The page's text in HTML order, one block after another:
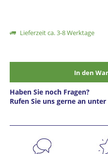
Lieferzeit ca. 3-8 Werktage
In den
Haben Sie noch Fragen?
Rufen Sie uns gerne an unter
Preis anfragen